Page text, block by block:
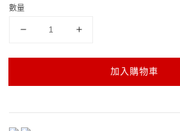
數量
加入購物車